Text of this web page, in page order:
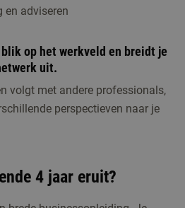
en adviseren
op het werkveld en breidt je
uit.
volgt met andere professionals,
perspectieven naar je
4 jaar eruit?